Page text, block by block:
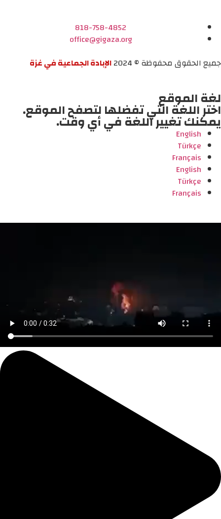
818-758-4852
office@gigaza.org
جميع الحقوق محفوظة © 2024
الإبادة الجماعية في غزة
لغة الموقع
اختر اللغة التي تفضلها لتصفح الموقع.
يمكنك تغيير اللغة في أي وقت.
English
Türkçe
Français
English
Türkçe
Français